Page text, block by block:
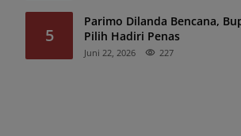
5
Parimo Dilanda Bencana,
Pilih Hadiri Penas
Juni 22, 2026 227